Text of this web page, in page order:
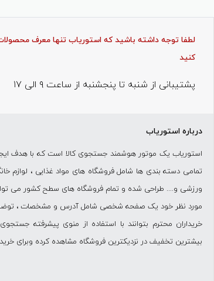
لطفا توجه داشته باشید که استوریاب تنها معرف
کنید
پشتیبانی از شنبه تا پنجشنبه از ساعت ۹ الی ۱۷
درباره استوریاب
استوریاب یک موتور هوشمند جستجوی کالا است که با هدف
تمامی دسته بندی ها شامل فروشگاه های مواد غذایی ، لوازم
ورزشی و.... طراحی شده و تمام فروشگاه های سطح کشور می
مورد نظر خود یک صفحه شخصی شامل آدرس و مشخصات ،
خریداران محترم بتوانند با استفاده از منوی پیشرفته
بیشترین تخفیف در نزدیکترین فروشگاه مشاهده کرده وبرای